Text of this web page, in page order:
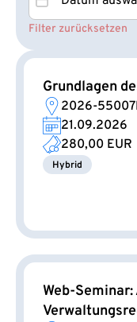
Grundlagen
2026-
21.09.2026
280,00 EUR
Hybrid
Web-
Filter zurücksetzen